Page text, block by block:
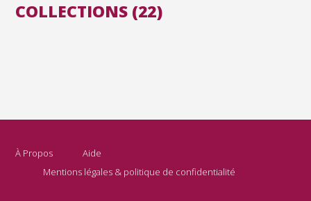
COLLECTIONS (22)
À Propos
Aide
Mentions légales & politique de confidentialité